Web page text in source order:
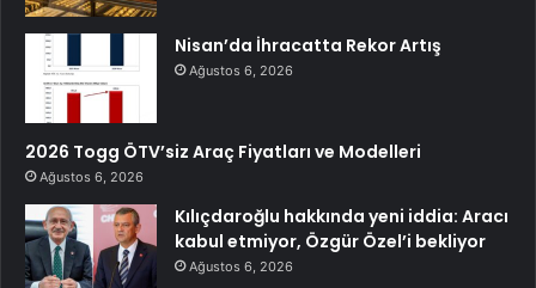
Nisan’da İhracatta Rekor Artış
Ağustos 6, 2026
2026 Togg ÖTV’siz Araç Fiyatları ve Modelleri
Ağustos 6, 2026
Kılıçdaroğlu hakkında yeni iddia: Aracı
kabul etmiyor, Özgür Özel’i bekliyor
Ağustos 6, 2026